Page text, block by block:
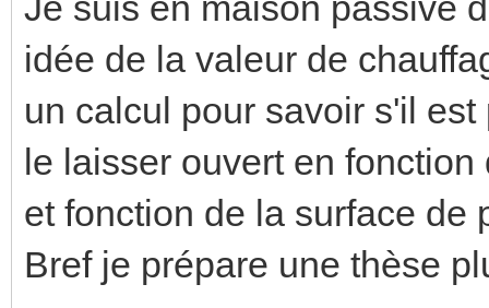
idée de la valeur de
un calcul pour savoir s'il
le laisser ouvert en
et fonction de la surface
Bref je prépare une thèse